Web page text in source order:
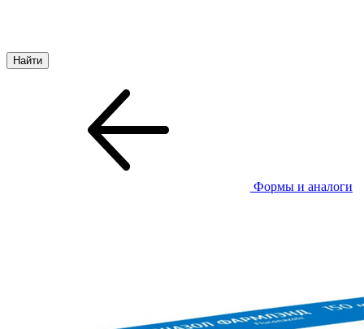
Формы и аналоги